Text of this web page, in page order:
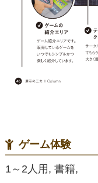
ゲーム体験
1～2人用, 書籍,